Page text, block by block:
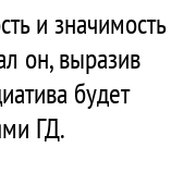
и значимость
он, выразив
будет
ГД.